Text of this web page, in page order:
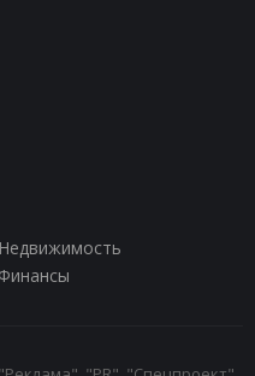
Недвижимость
Финансы